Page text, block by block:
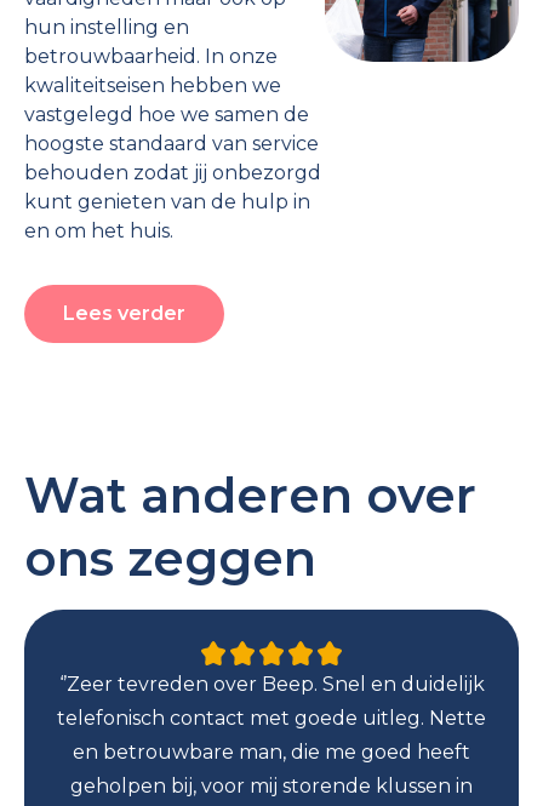
hun instelling en
betrouwbaarheid. In onze
kwaliteitseisen hebben we
vastgelegd hoe we samen de
hoogste standaard van service
behouden zodat jij onbezorgd
kunt genieten van de hulp in
en om het huis.
Lees verder
Wat anderen over
ons zeggen
‘’Zeer tevreden over Beep. Snel en duidelijk
telefonisch contact met goede uitleg. Nette
en betrouwbare man, die me goed heeft
geholpen bij, voor mij storende klussen in